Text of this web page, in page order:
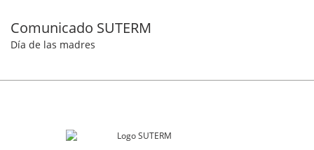
Comunicado SUTERM
Día de las madres